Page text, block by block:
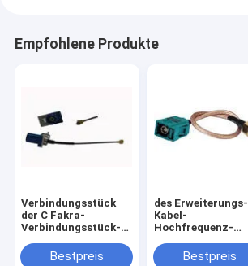
Empfohlene Produkte
Verbindungsstück
der C Fakra-
Verbindungsstück-
mit Kabel SMB-Rfs
Bestpreis
des Erweiterungs-
Kabel-
Hochfrequenz-
UFL 50Ohm Fakra
Bestpreis